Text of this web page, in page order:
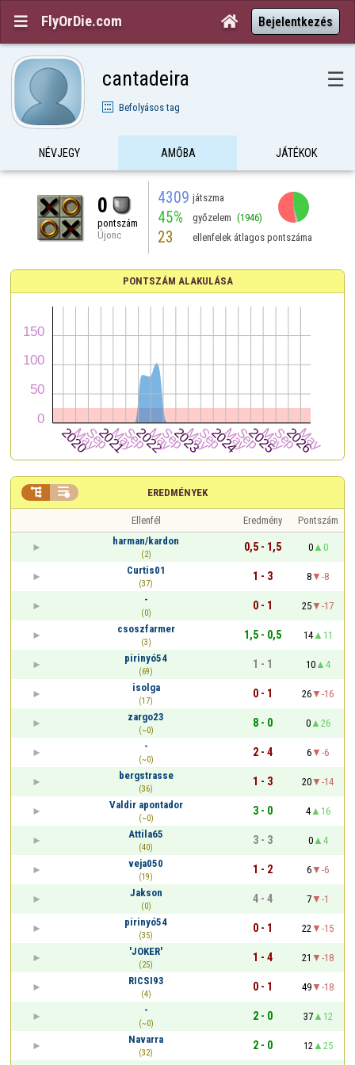
 FlyOrDie.com  Bejelentkezés
cantadeira ☰
Befolyásos tag
NÉVJEGY AMŐBA JÁTÉKOK
0
pontszám
Újonc
4309 játszma
45% győzelem (1946)
23 ellenfelek átlagos pontszáma
PONTSZÁM ALAKULÁSA
EREDMÉNYEK
 
Ellenfél Eredmény
Pontszám
harman/kardon
(2)
0,5 - 1,5 0
0
Curtis01
(37)
1 - 3 8
-8
-
(0)
0 - 1 25
-17
csoszfarmer
(3)
1,5 - 0,5 14
11
pirinyó54
(69)
1 - 1 10
4
isolga
(17)
0 - 1 26
-16
zargo23
(~0)
8 - 0 0
26
-
(~0)
2 - 4 6
-6
bergstrasse
(36)
1 - 3 20
-14
Valdir apontador
(~0)
3 - 0 4
16
Attila65
(40)
3 - 3 0
4
veja050
(19)
1 - 2 6
-6
Jakson
(0)
4 - 4 7
-1
pirinyó54
(35)
0 - 1 22
-15
'JOKER'
(25)
1 - 4 21
-18
RICSI93
(4)
0 - 1 49
-18
-
(~0)
2 - 0 37
12
Navarra
(32)
2 - 0 12
25